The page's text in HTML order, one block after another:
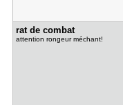
rat de com​bat
attention rongeur méchant!